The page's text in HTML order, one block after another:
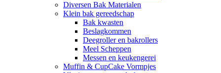
Diversen Bak Materialen
Klein bak gereedschap
Bak kwasten
Beslagkommen
Deegroller en bakrollers
Meel Scheppen
Messen en keukengerei
Muffin & CupCake Vormpjes